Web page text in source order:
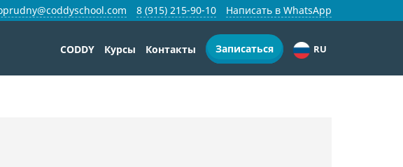
Написать в WhatsApp
8 (915) 215-90-10
CODDY Курсы Контакты Записаться RU